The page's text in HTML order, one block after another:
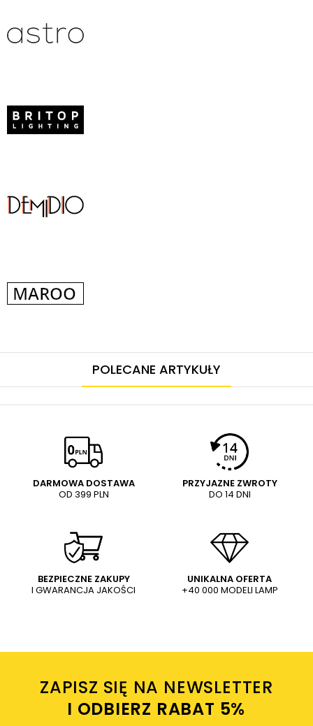
POLECANE ARTYKUŁY
DARMOWA DOSTAWA
OD 399 PLN
PRZYJAZNE ZWROTY
DO 14 DNI
BEZPIECZNE ZAKUPY
I GWARANCJA JAKOŚCI
UNIKALNA OFERTA
+40 000 MODELI LAMP
ZAPISZ SIĘ NA NEWSLETTER
I ODBIERZ RABAT 5%ㅤ